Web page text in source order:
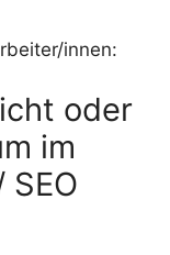
innen:
oder
im